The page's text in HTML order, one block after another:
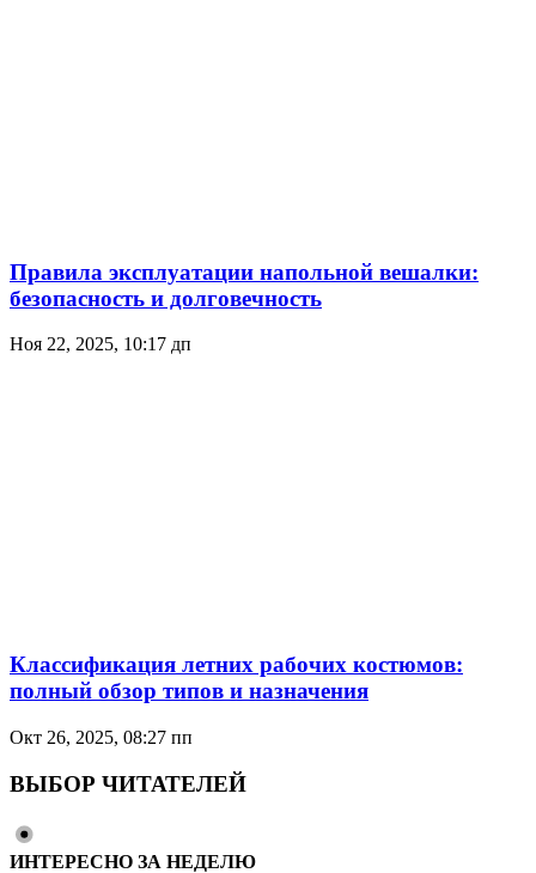
Правила эксплуатации напольной вешалки:
безопасность и долговечность
Ноя 22, 2025, 10:17 дп
Классификация летних рабочих костюмов:
полный обзор типов и назначения
Окт 26, 2025, 08:27 пп
ВЫБОР ЧИТАТЕЛЕЙ
ИНТЕРЕСНО ЗА НЕДЕЛЮ